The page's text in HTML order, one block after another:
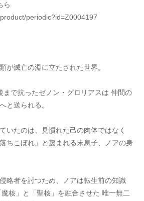
ら
periodic?id=Z0004197
が滅亡の淵に立たされた世界。
まで抗ったゼノン・グロリアスは 仲間の
と送られる。
いたのは、見慣れた己の肉体ではなく
ちこぼれ」と蔑まれる末息子、ノアの身
略者を討つため、ノアは転生前の知識
核」と「聖核」を融合させた 唯一無二